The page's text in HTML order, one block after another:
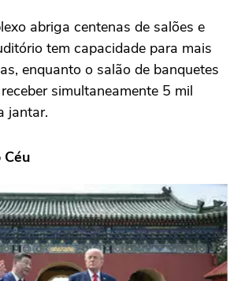
abriga centenas de salões e
tem capacidade para mais
enquanto o salão de banquetes
simultaneamente 5 mil
jantar.
Céu